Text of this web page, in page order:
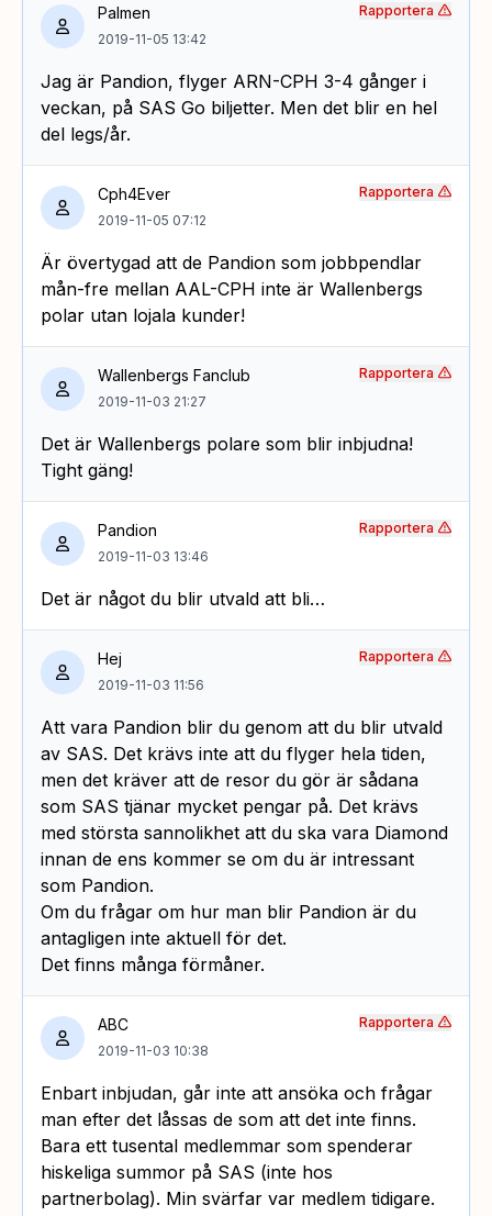
Palmen
2019-11-05 13:42
Jag är Pandion, flyger ARN-CPH 3-4 gånger i
veckan, på SAS Go biljetter. Men det blir en hel
del legs/år.
Rapportera
Cph4Ever
2019-11-05 07:12
Är övertygad att de Pandion som jobbpendlar
mån-fre mellan AAL-CPH inte är Wallenbergs
polar utan lojala kunder!
Rapportera
Wallenbergs Fanclub
2019-11-03 21:27
Det är Wallenbergs polare som blir inbjudna!
Tight gäng!
Rapportera
Pandion
2019-11-03 13:46
Det är något du blir utvald att bli…
Rapportera
Hej
2019-11-03 11:56
Att vara Pandion blir du genom att du blir utvald
av SAS. Det krävs inte att du flyger hela tiden,
men det kräver att de resor du gör är sådana
som SAS tjänar mycket pengar på. Det krävs
med största sannolikhet att du ska vara Diamond
innan de ens kommer se om du är intressant
som Pandion.
Om du frågar om hur man blir Pandion är du
antagligen inte aktuell för det.
Det finns många förmåner.
Rapportera
ABC
2019-11-03 10:38
Enbart inbjudan, går inte att ansöka och frågar
man efter det låssas de som att det inte finns.
Bara ett tusental medlemmar som spenderar
hiskeliga summor på SAS (inte hos
partnerbolag). Min svärfar var medlem tidigare.
Rapportera